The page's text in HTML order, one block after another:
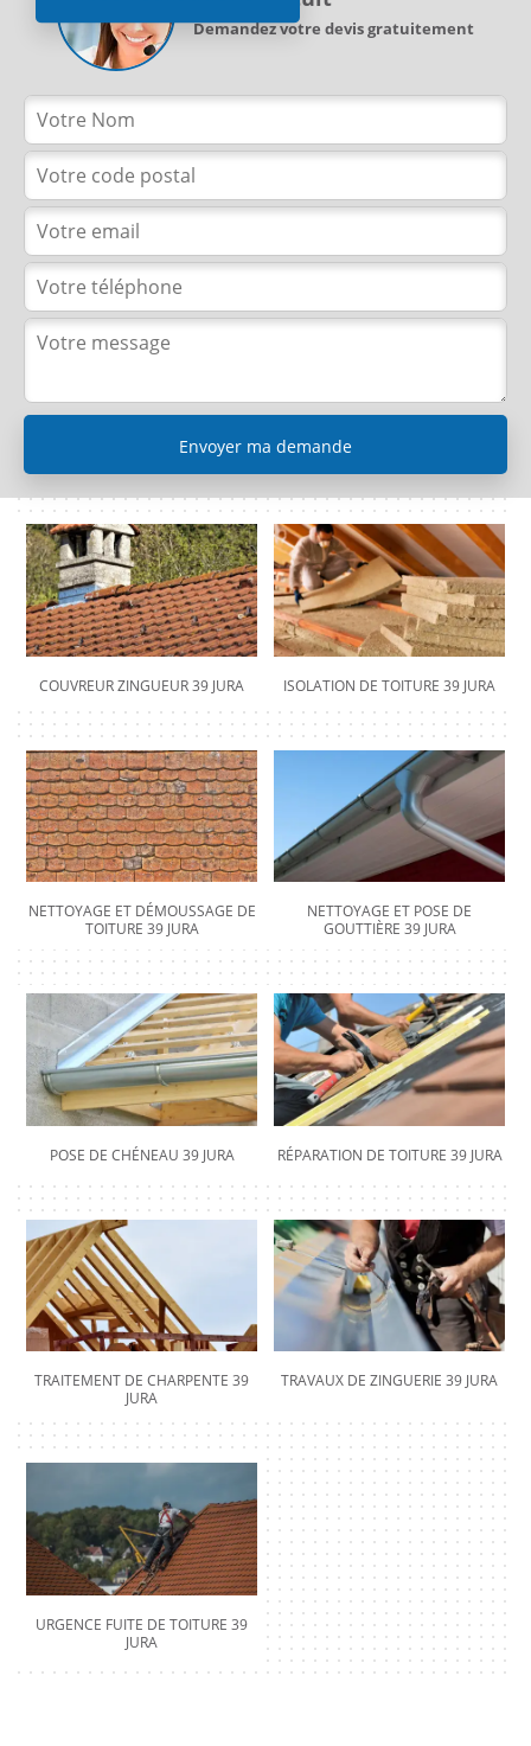
Demandez votre devis gratuitement
COUVREUR ZINGUEUR 39 JURA ISOLATION DE TOITURE 39 JURA
NETTOYAGE ET DÉMOUSSAGE DE
TOITURE 39 JURA
NETTOYAGE ET POSE DE
GOUTTIÈRE 39 JURA
POSE DE CHÉNEAU 39 JURA RÉPARATION DE TOITURE 39 JURA
TRAITEMENT DE CHARPENTE 39
JURA
TRAVAUX DE ZINGUERIE 39 JURA
URGENCE FUITE DE TOITURE 39
JURA